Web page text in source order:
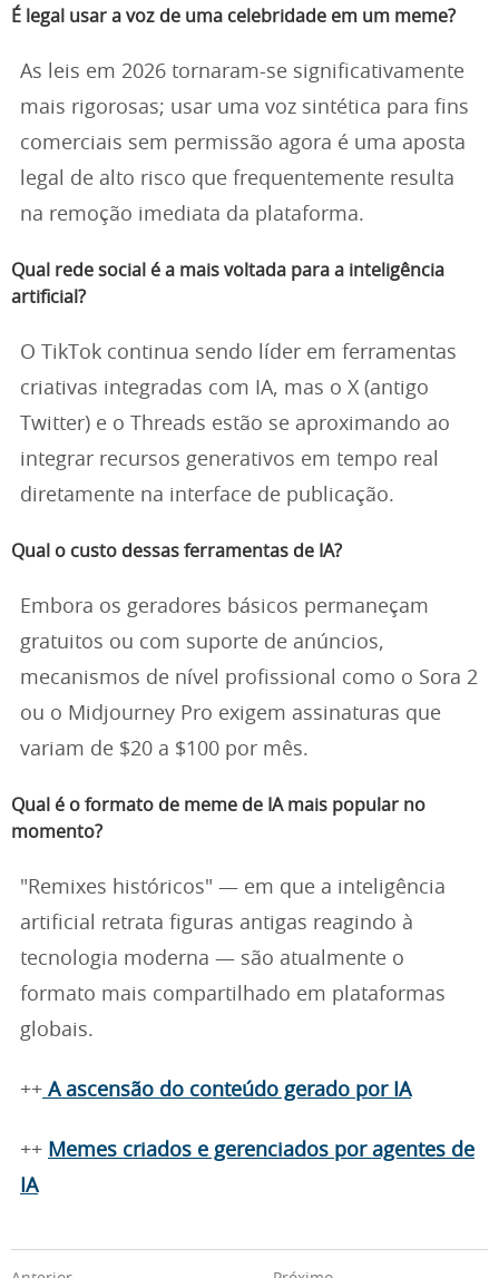
É legal usar a voz de uma celebridade em um meme?
As leis em 2026 tornaram-se significativamente
mais rigorosas; usar uma voz sintética para fins
comerciais sem permissão agora é uma aposta
legal de alto risco que frequentemente resulta
na remoção imediata da plataforma.
Qual rede social é a mais voltada para a inteligência
artificial?
O TikTok continua sendo líder em ferramentas
criativas integradas com IA, mas o X (antigo
Twitter) e o Threads estão se aproximando ao
integrar recursos generativos em tempo real
diretamente na interface de publicação.
Qual o custo dessas ferramentas de IA?
Embora os geradores básicos permaneçam
gratuitos ou com suporte de anúncios,
mecanismos de nível profissional como o Sora 2
ou o Midjourney Pro exigem assinaturas que
variam de $20 a $100 por mês.
Qual é o formato de meme de IA mais popular no
momento?
"Remixes históricos" — em que a inteligência
artificial retrata figuras antigas reagindo à
tecnologia moderna — são atualmente o
formato mais compartilhado em plataformas
globais.
++ A ascensão do conteúdo gerado por IA
++ Memes criados e gerenciados por agentes de
IA